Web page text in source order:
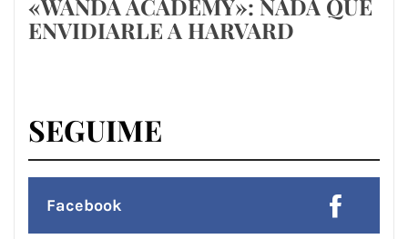
«WANDA ACADEMY»: NADA QUE
ENVIDIARLE A HARVARD
SEGUIME
Facebook